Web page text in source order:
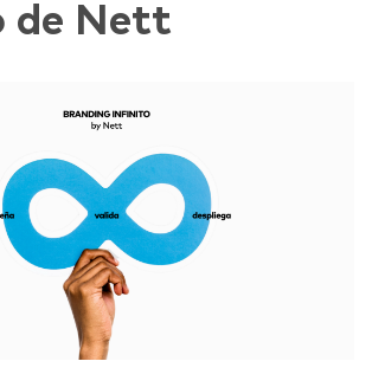
de Nett